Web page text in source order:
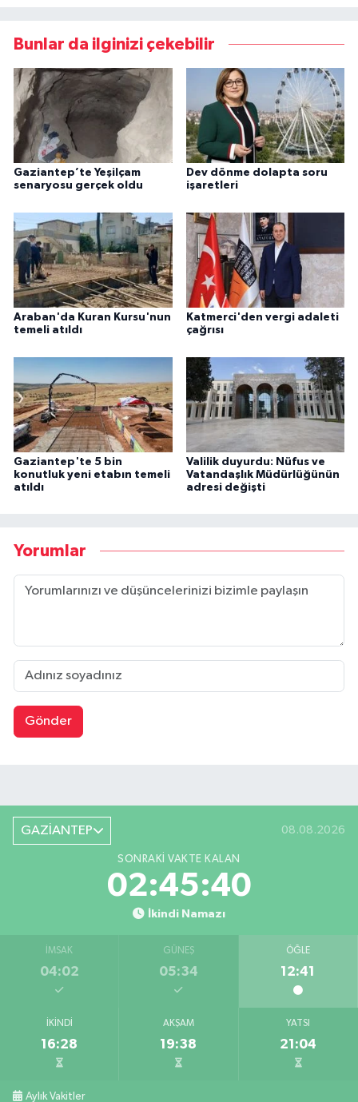
Bunlar da ilginizi çekebilir
Gaziantep’te Yeşilçam
senaryosu gerçek oldu
Dev dönme dolapta soru
işaretleri
Araban'da Kuran Kursu'nun
temeli atıldı
Katmerci'den vergi adaleti
çağrısı
Gaziantep'te 5 bin
konutluk yeni etabın temeli
atıldı
Valilik duyurdu: Nüfus ve
Vatandaşlık Müdürlüğünün
adresi değişti
Yorumlar
Gönder
GAZİANTEP 08.08.2026
SONRAKI VAKTE KALAN
02:45:39
İkindi Namazı
İMSAK
04:02
GÜNEŞ
05:34
ÖĞLE
12:41
İKINDI
16:28
AKŞAM
19:38
YATSI
21:04
Aylık Vakitler